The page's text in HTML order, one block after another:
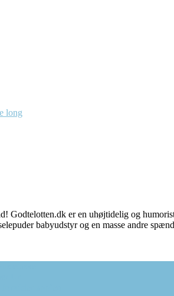
Godtelotten.dk er en uhøjtidelig og
babyudstyr og en masse andre